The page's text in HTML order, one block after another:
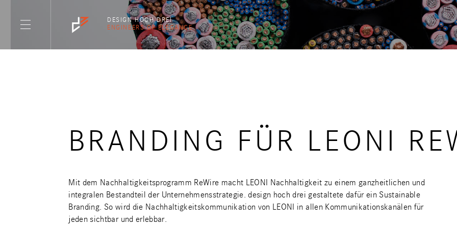
DESIGN HOCH DREI
ENGINEERS OF ELEGANCE
BRANDING FÜR LEONI
Mit dem Nachhaltigkeitsprogramm ReWire macht LEONI Nachhaltigkeit zu einem ganzheitlichen und
integralen Bestandteil der Unternehmensstrategie. design hoch drei gestaltete dafür ein Sustainable
Branding. So wird die Nachhaltigkeitskommunikation von LEONI in allen Kommunikationskanälen für
jeden sichtbar und erlebbar.